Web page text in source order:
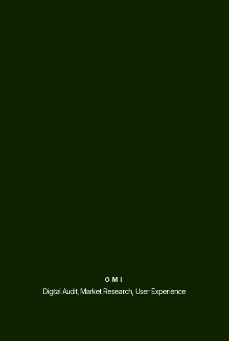
OMI
Digital Audit, Market Research, User Experience